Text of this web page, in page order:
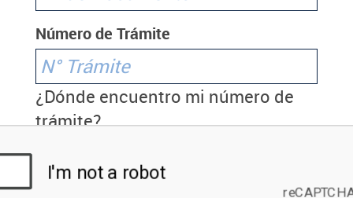
Número de Trámite
¿Dónde encuentro mi número de
trámite?